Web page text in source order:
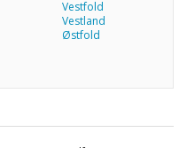
Vestfold
Vestland
Østfold